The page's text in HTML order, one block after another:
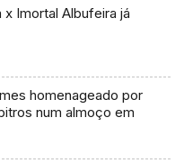
x Imortal Albufeira já
homenageado por
num almoço em